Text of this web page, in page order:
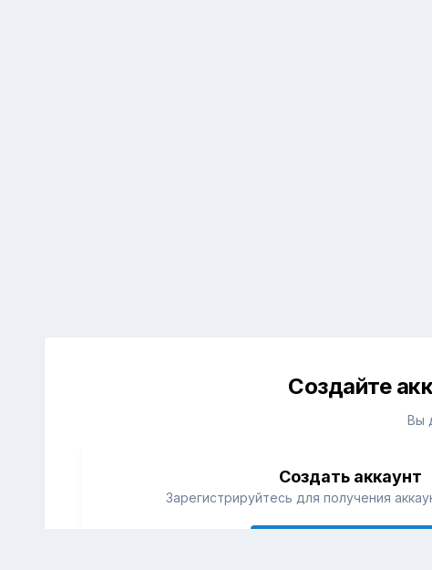
Создайте
Вы
Создать аккаунт
Зарегистрируйтесь для получения